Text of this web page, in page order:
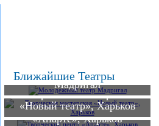
Ближайшие Театры
Молодежный театр
Мадригал
Творческая мастерская
«Новый театр», Харьков
Творческий центр
«Апарте», Харьков